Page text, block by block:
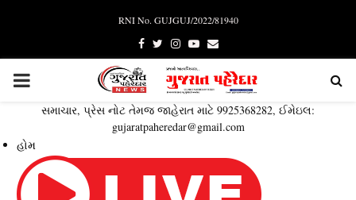
RNI No. GUJGUJ/2022/81940
Facebook
TwitterInstagram
YoutubeEmail
PRIMARY
MENU
સમાચાર, પ્રેસ નોટ તેમજ જાહેરાત માટે 9925368282, ઈમેઇલ:
gujaratpaheredar@gmail.com
હોમ